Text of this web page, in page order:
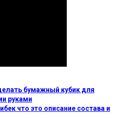
бумажный кубик для
руками
что это описание состава и